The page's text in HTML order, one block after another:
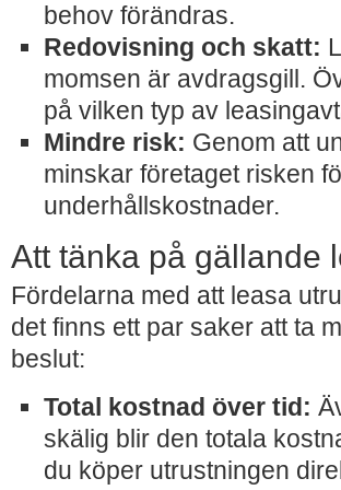
behov förändras.
Redovisning och skatt:
momsen är avdragsgill.
på vilken typ av
Mindre risk: Genom att
minskar företaget risken
underhållskostnader.
Att tänka på gällande
Fördelarna med att leasa
det finns ett par saker att ta
beslut:
Total kostnad över tid:
skälig blir den totala
du köper utrustningen